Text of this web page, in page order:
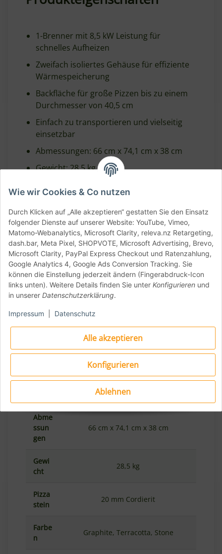
Alle akzeptieren
Konfigurieren
Ablehnen
Wie wir Cookies & Co nutzen
Durch Klicken auf „Alle akzeptieren“ gestatten Sie den Einsatz
folgender Dienste auf unserer Website: YouTube, Vimeo,
Matomo-Webanalytics, Microsoft Clarity, releva.nz Retargeting,
dash.bar, Meta Pixel, SHOPVOTE, Microsoft Advertising, Brevo,
Microsoft Clarity, PayPal Express Checkout und Ratenzahlung,
Google Analytics 4, Google Ads Conversion Tracking. Sie
können die Einstellung jederzeit ändern (Fingerabdruck-Icon
links unten). Weitere Details finden Sie unter Konfigurieren und
in unserer Datenschutzerklärung.
Impressum Datenschutz
1-Brenner mit 8,5 kW Leistung für
schnelles Aufheizen
Zweifach isoliertes Gehäuse für effiziente
Wärmespeicherung
Backfläche für große Pizzen bis zu einem
Durchmesser von 40,5 cm
Einfach zu transportieren und vielseitig
einsetzbar
Abmessungen: 66 cm x 74,1 cm x 38 cm
Gewicht: 28,5 kg
Weitere Informationen
Brenner: U-förmiger Brenner für
gleichmäßige Wärmeverteilung
Lieferumfang: Everdure KILN S inklusive
Gasdruckminderer 50 mbar
Hersteller: Everdure
Prod
Everdure KILN S-Series 1-Brenner
Pizzaofen
Abme
ssun
gen
66 cm x 74,1 cm x 38 cm
Gewi
cht
28,5 kg
Pizza
stein
20 mm Cordierit
Farbe
n
Graphite, Terracotta, Stone